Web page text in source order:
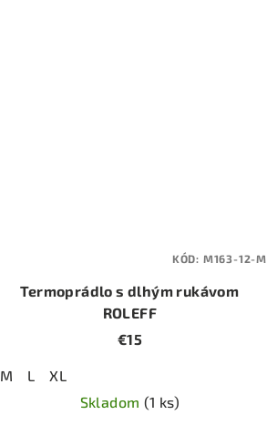
Termoprádlo s dlhým rukávom
ROLEFF
€15
M L
XL
Skladom (1 ks)
KÓD: M163-12-M